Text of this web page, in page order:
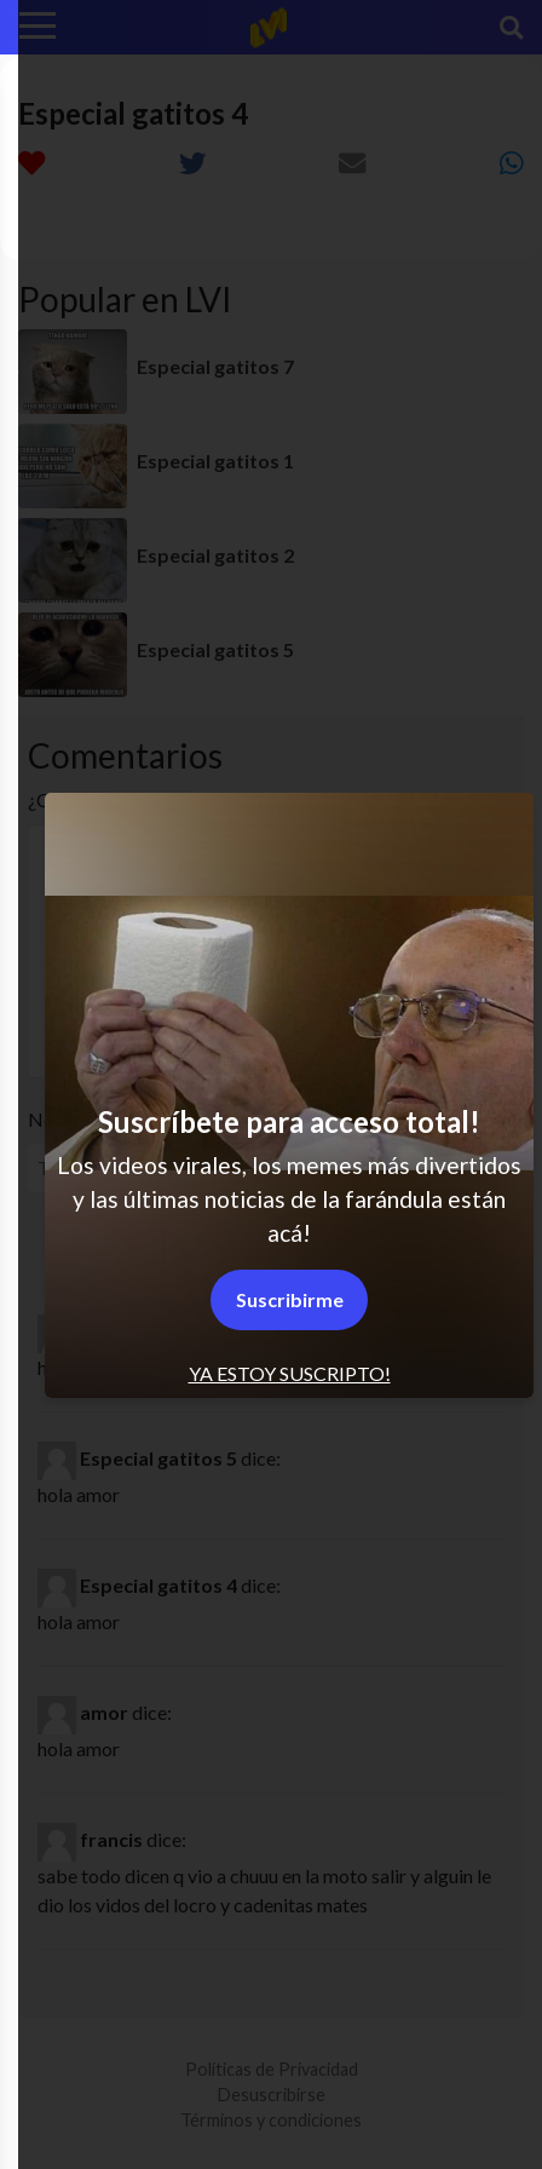
Especial gatitos 4
Popular en LVI
Especial gatitos 7
Especial gatitos 1
Especial gatitos 2
Especial gatitos 5
Comentarios
¿Cuál es tu opinión? Comenta!
Nombre
especial gatitos 2dice:
hola amor
Especial gatitos 5 dice:
hola amor
Especial gatitos 4 dice:
hola amor
amor dice:
hola amor
francis dice:
sabe todo dicen q vio a chuuu en la moto salir y alguin le
dio los vidos del locro y cadenitas mates
Políticas de Privacidad
Desuscribirse
Términos y condiciones
YA ESTOY SUSCRIPTO!
Suscríbete para acceso total!
Los videos virales, los memes más divertidos
y las últimas noticias de la farándula están
acá!
Suscribirme